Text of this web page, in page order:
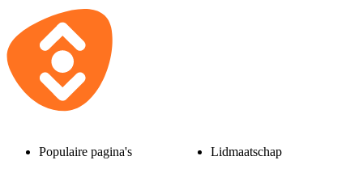
Populaire pagina's Lidmaatschap